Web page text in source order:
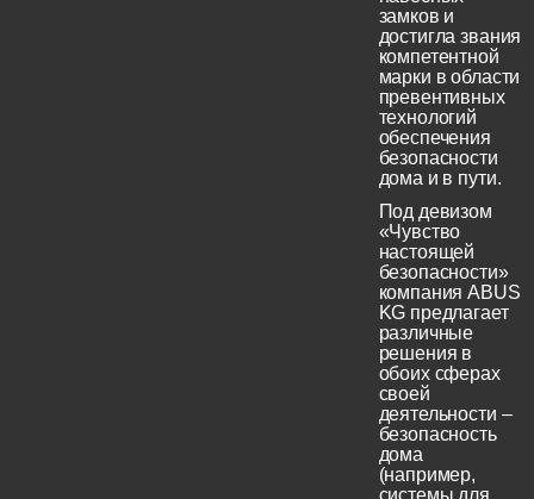
замков и
достигла звания
компетентной
марки в области
превентивных
технологий
обеспечения
безопасности
дома и в пути.
Под девизом
«Чувство
настоящей
безопасности»
компания ABUS
KG предлагает
различные
решения в
обоих сферах
своей
деятельности –
безопасность
дома
(например,
системы для